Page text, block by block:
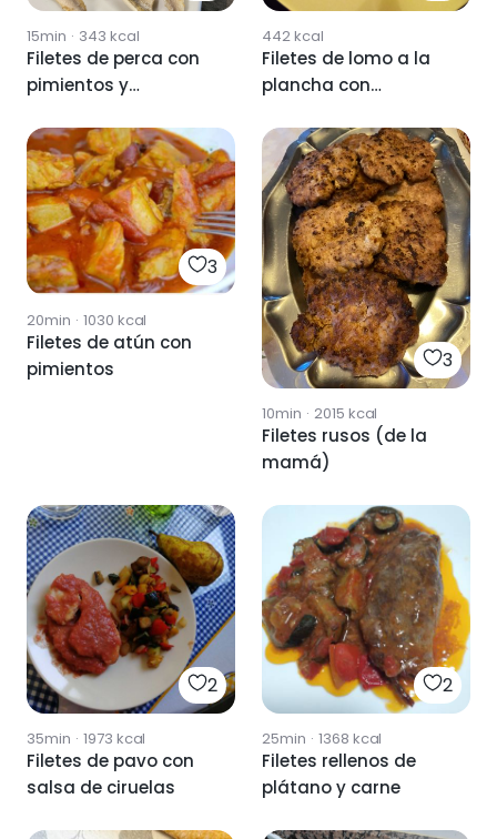
15min · 343 kcal
Filetes de perca con
pimientos y
442kcal
Filetes de lomo a la
plancha con
3
20min · 1030 kcal
Filetes de atún con
pimientos
3
10min · 2015 kcal
Filetes rusos (de la
mamá)
2
35min · 1973 kcal
Filetes de pavo con
salsa de ciruelas
2
25min · 1368 kcal
Filetes rellenos de
plátano y carne